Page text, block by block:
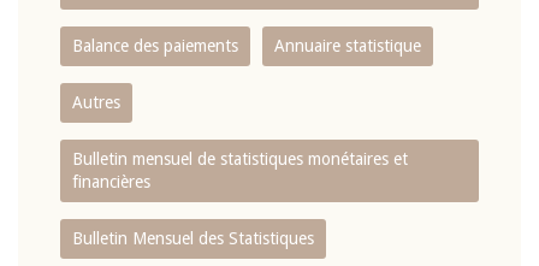
Balance des paiements Annuaire statistique
Autres
Bulletin mensuel de statistiques monétaires et
financières
Bulletin Mensuel des Statistiques